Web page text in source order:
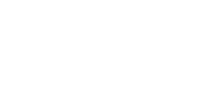
长，形成中美双强的竞争